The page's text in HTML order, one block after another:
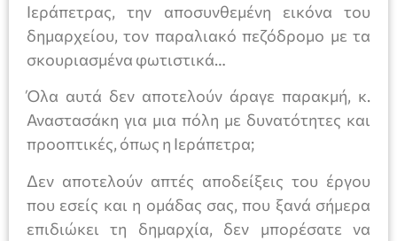
Ιεράπετρας, την αποσυνθεμένη εικόνα του
δημαρχείου, τον παραλιακό πεζόδρομο με τα
σκουριασμένα φωτιστικά…
Όλα αυτά δεν αποτελούν άραγε παρακμή, κ.
Αναστασάκη για μια πόλη με δυνατότητες και
προοπτικές, όπως η Ιεράπετρα;
Δεν αποτελούν απτές αποδείξεις του έργου
που εσείς και η ομάδας σας, που ξανά σήμερα
επιδιώκει τη δημαρχία, δεν μπορέσατε να